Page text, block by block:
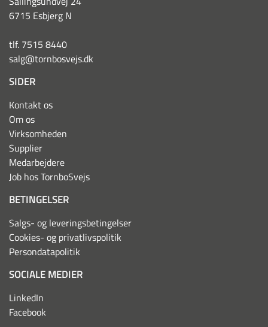
6715 Esbjerg N
tlf. 7515 8440
salg@tornbosvejs.dk
SIDER
Kontakt os
Om os
Virksomheden
Supplier
Medarbejdere
Job hos TornboSvejs
BETINGELSER
Salgs- og leveringsbetingelser
Cookies- og privatlivspolitik
Persondatapolitik
SOCIALE MEDIER
LinkedIn
Facebook